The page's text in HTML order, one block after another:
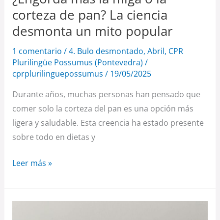
corteza de pan? La ciencia
desmonta un mito popular
1 comentario /4. Bulo desmontado, Abril, CPR
Plurilingüe Possumus (Pontevedra) /
cprplurilinguepossumus / 19/05/2025
Durante años, muchas personas han pensado que
comer solo la corteza del pan es una opción más
ligera y saludable. Esta creencia ha estado presente
sobre todo en dietas y
pan?
La
ciencia
desmonta
un
mito
popular
Leer más »